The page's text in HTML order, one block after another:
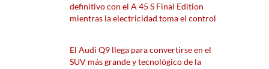
definitivo con el A 45 S Final Edition
mientras la electricidad toma el control
El Audi Q9 llega para convertirse en el
SUV más grande y tecnológico de la